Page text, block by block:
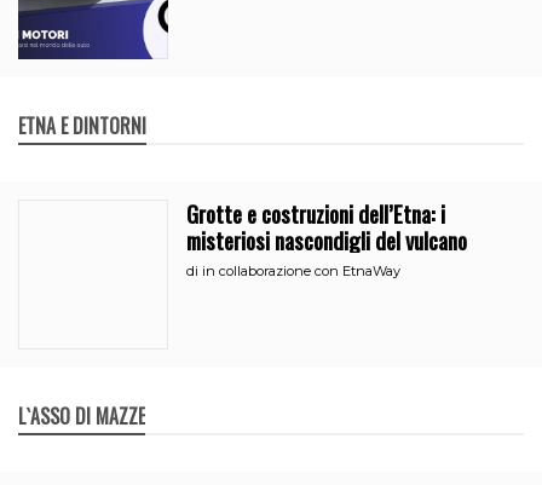
ETNA E DINTORNI
Grotte e costruzioni dell’Etna: i
misteriosi nascondigli del vulcano
di in collaborazione con EtnaWay
L`ASSO DI MAZZE